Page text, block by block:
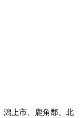
潟上市、鹿角郡、北